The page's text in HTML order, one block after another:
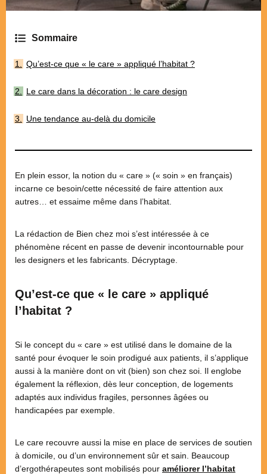
Qu’est-ce que « le care » appliqué l’habitat ?
Le care dans la décoration : le care design
Une tendance au-delà du domicile
En plein essor, la notion du « care » (« soin » en français)
incarne ce besoin/cette nécessité de faire attention aux
autres… et essaime même dans l’habitat.
La rédaction de Bien chez moi s’est intéressée à ce
phénomène récent en passe de devenir incontournable pour
les designers et les fabricants. Décryptage.
Qu’est-ce que « le care » appliqué
l’habitat ?
Si le concept du « care » est utilisé dans le domaine de la
santé pour évoquer le soin prodigué aux patients, il s’applique
aussi à la manière dont on vit (bien) son chez soi. Il englobe
également la réflexion, dès leur conception, de logements
adaptés aux individus fragiles, personnes âgées ou
handicapées par exemple.
Le care recouvre aussi la mise en place de services de soutien
à domicile, ou d’un environnement sûr et sain. Beaucoup
d’ergothérapeutes sont mobilisés pour améliorer l’habitat